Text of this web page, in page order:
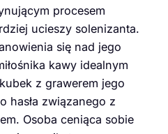
procesem
ucieszy solenizanta.
się nad jego
kawy idealnym
z grawerem jego
hasła związanego z
Osoba ceniąca sobie